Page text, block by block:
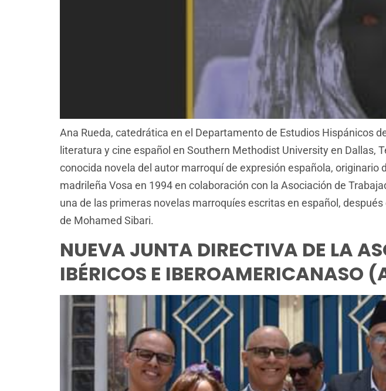
Ana Rueda, catedrática en el Departamento de Estudios Hispánicos
literatura y cine español en Southern Methodist University en Dallas,
conocida novela del autor marroquí de expresión española,
madrileña Vosa en 1994 en colaboración con la Asociación de
una de las primeras novelas marroquíes escritas en español,
de Mohamed Sibari.
NUEVA JUNTA DIRECTIVA DE LA
IBÉRICOS E IBEROAMERICANASO